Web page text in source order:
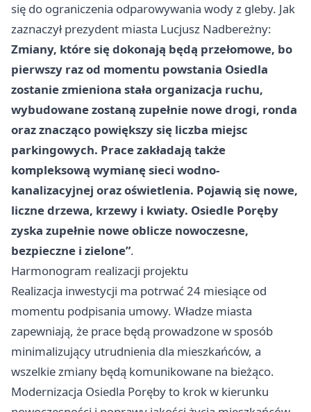
się do ograniczenia odparowywania wody z gleby. Jak
zaznaczył prezydent miasta Lucjusz Nadbereżny:
Zmiany, które się dokonają będą przełomowe, bo
pierwszy raz od momentu powstania Osiedla
zostanie zmieniona stała organizacja ruchu,
wybudowane zostaną zupełnie nowe drogi, ronda
oraz znacząco powiększy się liczba miejsc
parkingowych. Prace zakładają także
kompleksową wymianę sieci wodno-
kanalizacyjnej oraz oświetlenia. Pojawią się nowe,
liczne drzewa, krzewy i kwiaty. Osiedle Poręby
zyska zupełnie nowe oblicze nowoczesne,
bezpieczne i zielone”.
Harmonogram realizacji projektu
Realizacja inwestycji ma potrwać 24 miesiące od
momentu podpisania umowy. Władze miasta
zapewniają, że prace będą prowadzone w sposób
minimalizujący utrudnienia dla mieszkańców, a
wszelkie zmiany będą komunikowane na bieżąco.
Modernizacja Osiedla Poręby to krok w kierunku